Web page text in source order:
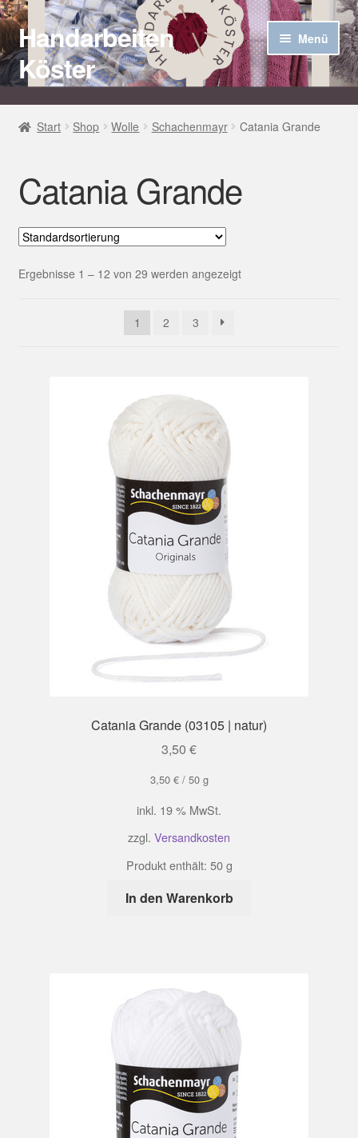
Zur
Navigation
springen
Zum
Inhalt
springen
Handarbeiten
Köster
Menü
Startseite
Aktuelles
Häkel Techniken
Shop
Start Shop Wolle Schachenmayr Catania Grande
Catania Grande
Ergebnisse 1 – 12 von 29 werden angezeigt
1 2 3
Catania Grande (03105 | natur)
3,50 €
3,50 €/ 50 g
inkl. 19 % MwSt.
zzgl. Versandkosten
Produkt enthält: 50g
In den Warenkorb